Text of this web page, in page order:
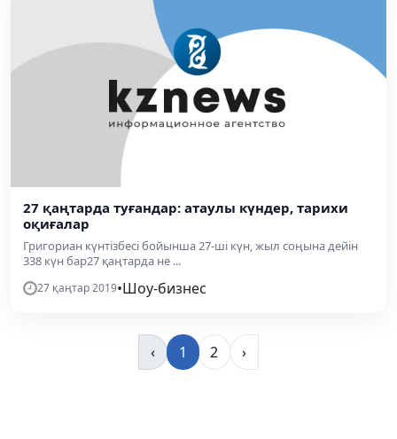
27 қаңтарда туғандар: атаулы күндер, тарихи
оқиғалар
Григориан күнтізбесі бойынша 27-ші күн, жыл соңына дейін
338 күн бар27 қаңтарда не ...
27 қаңтар 2019•Шоу-бизнес
‹ 1 2 ›